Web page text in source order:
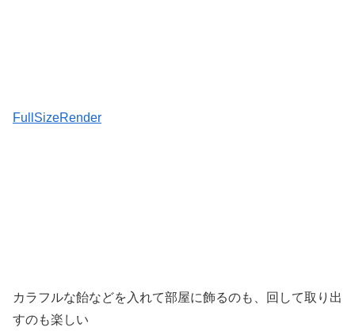
FullSizeRender
カラフルな飴などを入れて部屋に飾るのも、回して取り出
すのも楽しい